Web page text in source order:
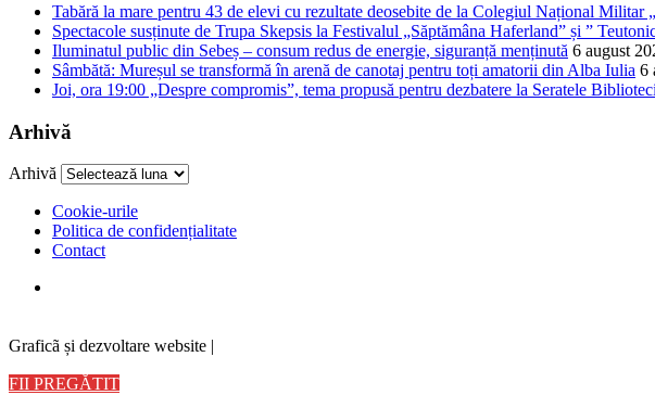
Tabără la mare pentru 43 de elevi cu rezultate deosebite de la Colegiul Național Militar
Spectacole susținute de Trupa Skepsis la Festivalul „Săptămâna Haferland” și ”
Iluminatul public din Sebeș – consum redus de energie, siguranță menținută 6 august
Sâmbătă: Mureșul se transformă în arenă de canotaj pentru toți amatorii din Alba Iulia 6
Joi, ora 19:00 „Despre compromis”, tema propusă pentru dezbatere la Seratele
Arhivă
Arhivă
Cookie-urile
Politica de confidențialitate
Contact
Graficã și dezvoltare website |
FII PREGĂTIT